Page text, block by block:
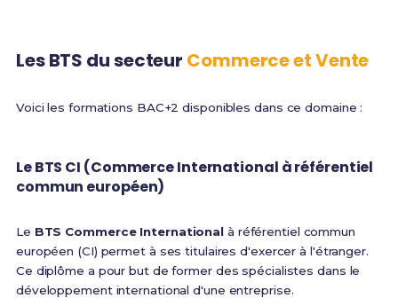
Les BTS du secteur Commerce et Vente
Voici les formations BAC+2 disponibles dans ce domaine :
Le BTS CI (Commerce International à référentiel
commun européen)
Le BTS Commerce International à référentiel commun
européen (CI) permet à ses titulaires d'exercer à l'étranger.
Ce diplôme a pour but de former des spécialistes dans le
développement international d'une entreprise.